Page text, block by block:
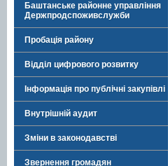
Баштанське районне управління
Держпродспоживслужби
Пробація району
Відділ цифрового розвитку
Інформація про публічні закупівлі
Внутрішній аудит
Зміни в законодавстві
Звернення громадян